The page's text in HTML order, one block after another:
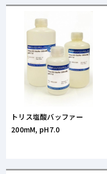
トリス塩酸バッファー
200mM, pH7.0